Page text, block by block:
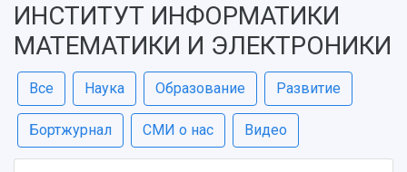
ИНСТИТУТ ИНФОРМАТИКИ
МАТЕМАТИКИ И ЭЛЕКТРОНИКИ
Все Наука Образование Развитие
Бортжурнал СМИ о нас Видео